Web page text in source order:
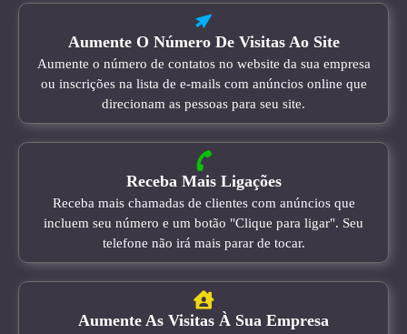
Aumente O Número De Visitas Ao Site
Aumente o número de contatos no website da sua empresa
ou inscrições na lista de e-mails com anúncios online que
direcionam as pessoas para seu site.
Receba Mais Ligações
Receba mais chamadas de clientes com anúncios que
incluem seu número e um botão "Clique para ligar". Seu
telefone não irá mais parar de tocar.
Aumente As Visitas À Sua Empresa